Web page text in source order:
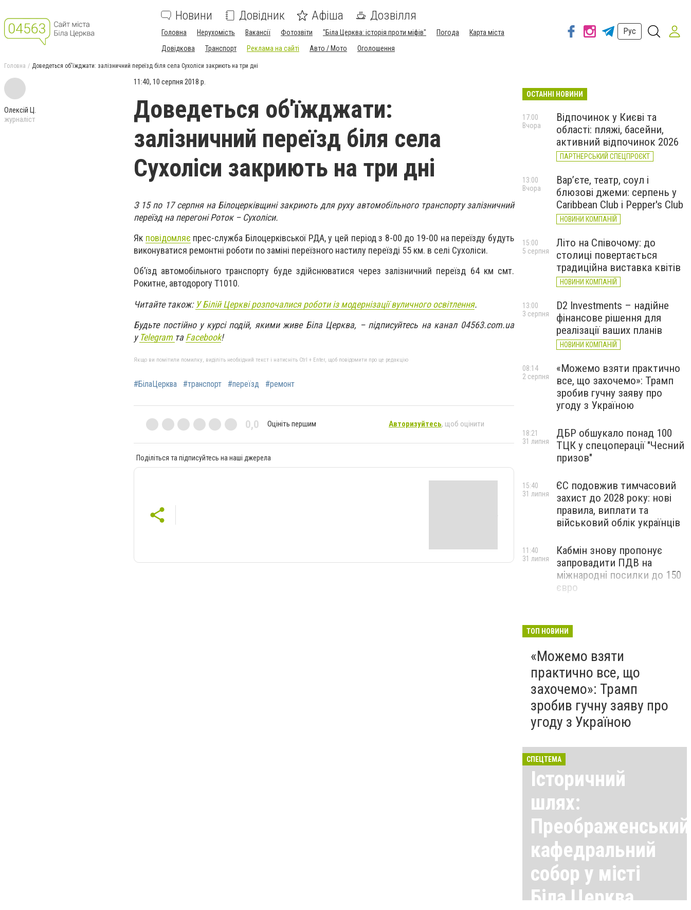
Новини Довідник Афіша Дозвілля
Головна Нерухомість Вакансії Фотозвіти "Біла Церква: історія проти міфів" Погода
Карта міста
Довідкова
Транспорт Реклама на сайті Авто / Мото Оголошення
Рус
Головна Доведеться об'їжджати: залізничний переїзд біля села Сухоліси закриють на три дні
Олексій Ц.
журналіст
11:40, 10 серпня 2018 р.
Доведеться об'їжджати:
залізничний переїзд біля села
Сухоліси закриють на три дні
З 15 по 17 серпня на Білоцерківщині закриють для руху автомобільного транспорту залізничний
переїзд на перегоні Роток – Сухоліси.
Як повідомляє прес-служба Білоцерківської РДА, у цей період з 8-00 до 19-00 на переїзду будуть
виконуватися ремонтні роботи по заміні переїзного настилу переїзді 55 км. в селі Сухоліси.
Об’їзд автомобільного транспорту буде здійснюватися через залізничний переїзд 64 км смт.
Рокитне, автодорогу Т1010.
Читайте також:У Білій Церкві розпочалися роботи із модернізації вуличного освітлення.
Будьте постійно у курсі подій, якими живе Біла Церква, – підписуйтесь на канал 04563.com.ua
уTelegram таFacebook!
Якщо ви помітили помилку, виділіть необхідний текст і натисніть Ctrl + Enter, щоб повідомити про це редакцію
#БілаЦерква #транспорт #переїзд #ремонт
0,0 Оцініть першим Авторизуйтесь, щоб оцінити
Поділіться та підписуйтесь на наші джерела
ОСТАННІ НОВИНИ
Відпочинок у Києві та
області: пляжі, басейни,
активний відпочинок 2026
ПАРТНЕРСЬКИЙ СПЕЦПРОЄКТ
17:00
Вчора
Вар’єте, театр, соул і
блюзові джеми: серпень у
Caribbean Club і Pepper's Club
НОВИНИ КОМПАНІЙ
13:00
Вчора
Літо на Співочому: до
столиці повертається
традиційна виставка квітів
НОВИНИ КОМПАНІЙ
15:00
5 серпня
D2 Investments – надійне
фінансове рішення для
реалізації ваших планів
НОВИНИ КОМПАНІЙ
13:00
3 серпня
«Можемо взяти практично
все, що захочемо»: Трамп
зробив гучну заяву про
угоду з Україною
08:14
2 серпня
ДБР обшукало понад 100
ТЦК у спецоперації "Чесний
призов"
18:21
31 липня
ЄС подовжив тимчасовий
захист до 2028 року: нові
правила, виплати та
військовий облік українців
15:40
31 липня
Кабмін знову пропонує
запровадити ПДВ на
міжнародні посилки до 150
євро
11:40
31 липня
ТОП НОВИНИ
«Можемо взяти
практично все, що
захочемо»: Трамп
зробив гучну заяву про
угоду з Україною
СПЕЦТЕМА
Історичний
шлях:
Преображенський
кафедральний
собор у місті
Біла Церква